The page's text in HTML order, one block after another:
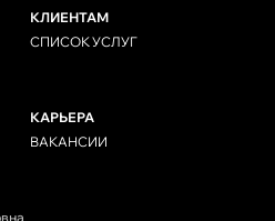
КЛИЕНТАМ
СПИСОК УСЛУГ
КАРЬЕРА
ВАКАНСИИ